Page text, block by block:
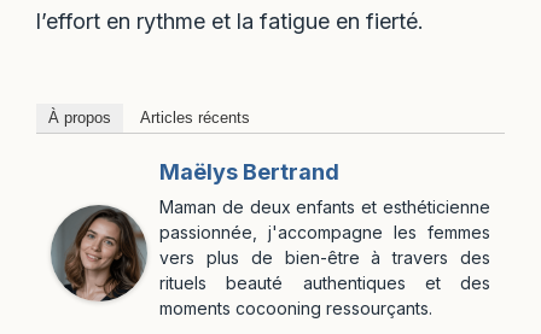
l’effort en rythme et la fatigue en fierté.
À propos Articles récents
Maëlys Bertrand
Maman de deux enfants et esthéticienne
passionnée, j'accompagne les femmes
vers plus de bien-être à travers des
rituels beauté authentiques et des
moments cocooning ressourçants.